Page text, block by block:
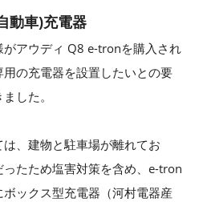
動車)充電器
アウディ Q8 e-tronを購入され
の充電器を設置したいとの要
した。
、建物と駐車場が離れてお
ったため塩害対策を含め、e-tron
ックス型充電器（河村電器産